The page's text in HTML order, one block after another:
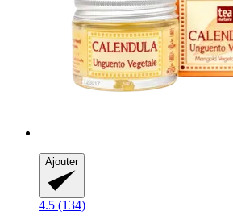
Ajouter
4.5 (134)